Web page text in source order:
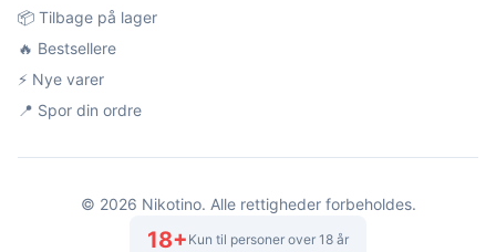
📦 Tilbage på lager
🔥 Bestsellere
⚡ Nye varer
📍 Spor din ordre
© 2026 Nikotino. Alle rettigheder forbeholdes.
18+ Kun til personer over 18 år